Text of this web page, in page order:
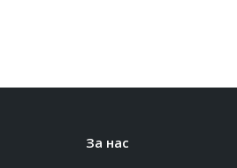
За нас